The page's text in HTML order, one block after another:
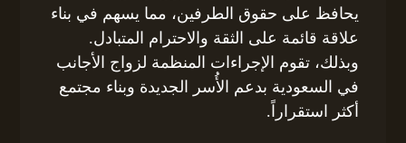
يحافظ على حقوق الطرفين، مما يسهم في بناء
علاقة قائمة على الثقة والاحترام المتبادل.
وبذلك، تقوم الإجراءات المنظمة لزواج الأجانب
في السعودية بدعم الأُسر الجديدة وبناء مجتمع
أكثر استقراراً.